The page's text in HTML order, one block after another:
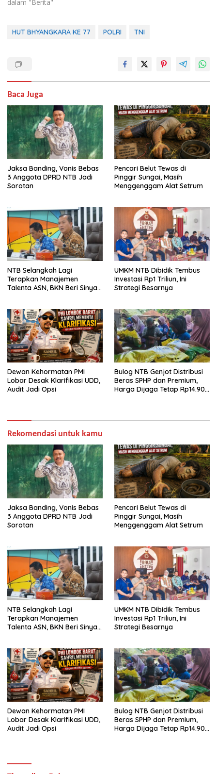
dalam "Berita"
HUT BHYANGKARA KE 77 POLRI TNI
Baca Juga
Jaksa Banding, Vonis Bebas
3 Anggota DPRD NTB Jadi
Sorotan
Pencari Belut Tewas di
Pinggir Sungai, Masih
Menggenggam Alat Setrum
NTB Selangkah Lagi
Terapkan Manajemen
Talenta ASN, BKN Beri Sinyal
UMKM NTB Dibidik Tembus
Investasi Rp1 Triliun, Ini
Strategi Besarnya
Dewan Kehormatan PMI
Lobar Desak Klarifikasi UDD,
Audit Jadi Opsi
Bulog NTB Genjot Distribusi
Beras SPHP dan Premium,
Harga Dijaga Tetap Rp14.900
Rekomendasi untuk kamu
Jaksa Banding, Vonis Bebas
3 Anggota DPRD NTB Jadi
Sorotan
Pencari Belut Tewas di
Pinggir Sungai, Masih
Menggenggam Alat Setrum
NTB Selangkah Lagi
Terapkan Manajemen
Talenta ASN, BKN Beri Sinyal
UMKM NTB Dibidik Tembus
Investasi Rp1 Triliun, Ini
Strategi Besarnya
Dewan Kehormatan PMI
Lobar Desak Klarifikasi UDD,
Audit Jadi Opsi
Bulog NTB Genjot Distribusi
Beras SPHP dan Premium,
Harga Dijaga Tetap Rp14.900